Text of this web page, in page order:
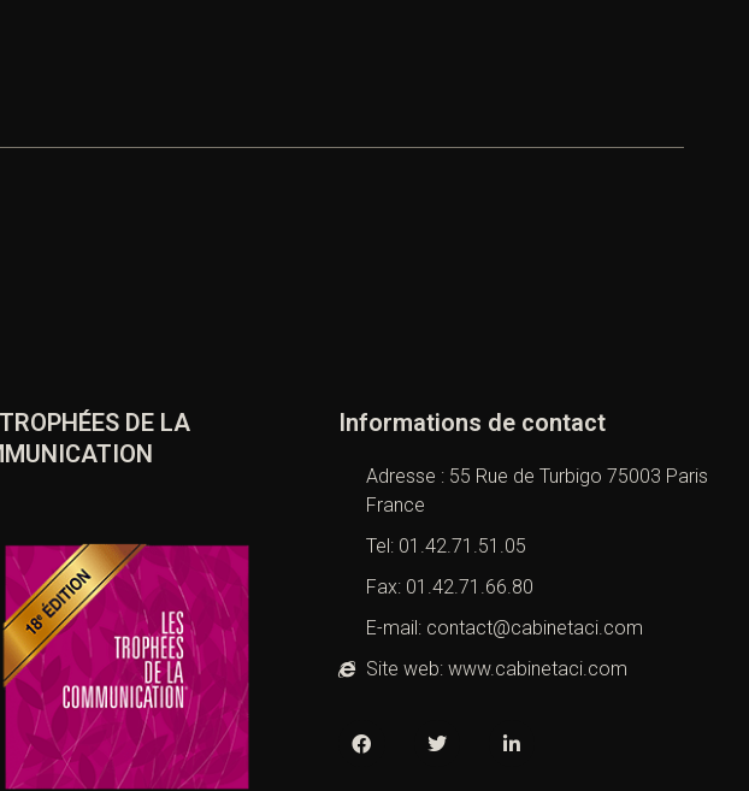
DE LA
Informations de contact
Adresse : 55 Rue de Turbigo 75003 Paris
France
Tel: 01.42.71.51.05
Fax: 01.42.71.66.80
E-mail: contact@cabinetaci.com
Site web: www.cabinetaci.com